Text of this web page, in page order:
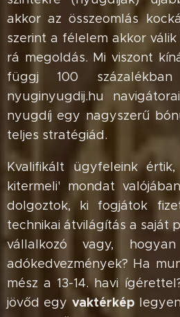
akkor az összeomlás
szerint a félelem akkor
rá megoldás. Mi viszont
függj 100
nyuginyugdij.hu
nyugdíj egy nagyszerű
teljes stratégiád.
Kvalifikált ügyfeleink
kitermeli' mondat
dolgoztok, ki fogjátok
technikai átvilágítás a saját
vállalkozó vagy,
adókedvezmények? Ha
mész a 13-14. havi
jövőd egy vaktérkép